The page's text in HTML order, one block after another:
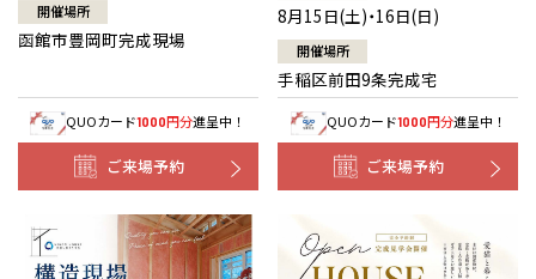
開催場所
函館市豊岡町完成現場
QUOカード1000円分進呈中！
ご来場予約
8月15日(土)・16日(日)
開催場所
手稲区前田9条完成宅
QUOカード1000円分進呈中！
ご来場予約